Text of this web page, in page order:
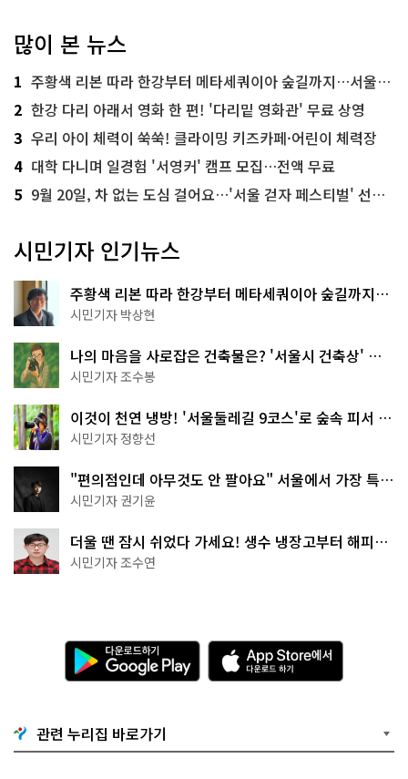
많이 본 뉴스
1 주황색 리본 따라 한강부터 메타세쿼이아 숲길까지…서울둘레길 15코스
2 한강 다리 아래서 영화 한 편! '다리밑 영화관' 무료 상영
3 우리 아이 체력이 쑥쑥! 클라이밍 키즈카페·어린이 체력장
4 대학 다니며 일경험 '서영커' 캠프 모집…전액 무료
5 9월 20일, 차 없는 도심 걸어요…'서울 걷자 페스티벌' 선착순 5천명
시민기자 인기뉴스
주황색 리본 따라 한강부터 메타세쿼이아 숲길까지…
서울둘레길 15코스
시민기자 박상현
나의 마음을 사로잡은 건축물은? '서울시 건축상' 수
상작 공개!
시민기자 조수봉
이것이 천연 냉방! '서울둘레길 9코스'로 숲속 피서 떠
나볼까
시민기자 정향선
"편의점인데 아무것도 안 팔아요" 서울에서 가장 특별
한 편의점의 정체
시민기자 권기윤
더울 땐 잠시 쉬었다 가세요! 생수 냉장고부터 해피소
·무더위쉼터까지
시민기자 조수연
다
운
로
기
G
o
A
p
p
e
관련 누리집 바로가기